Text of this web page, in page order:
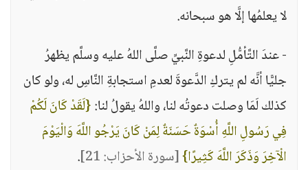
لا يعلمُها إلَّا هو سبحانه.
- عندَ التَّأمُّلِ لدعوةِ النَّبيِّ صلَّى اللهُ عليه وسلَّم يظهرُ
جليًّا أنَّه لم يتركِ الدَّعوةَ لعدمِ استجابةِ النَّاسِ له، ولو كان
كذلك لَمَا وصلت دعوتُه لنا، واللهُ يقولُ لنا:{لَقَدْ كَانَ لَكُمْ
فِي رَسُولِ اللَّهِ أُسْوَةٌ حَسَنَةٌ لِمَنْ كَانَ يَرْجُو اللَّهَ وَالْيَوْمَ
الْآخِرَ وَذَكَرَ اللَّهَ كَثِيرًا}[سورة الأحزاب: 21]
.